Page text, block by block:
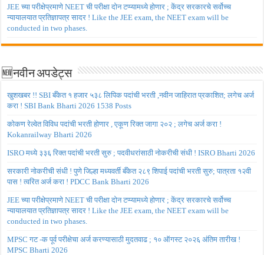
JEE च्या परीक्षेप्रमाणे NEET ची परीक्षा दोन टप्प्यामध्ये होणार ; केंद्र सरकारचे सर्वोच्च
न्यायालयात प्रतिज्ञापत्र सादर ! Like the JEE exam, the NEET exam will be
conducted in two phases.
🆕नवीन अपडेट्स
खुशखबर !! SBI बँकेत १ हजार ५३८ लिपिक पदांची भरती ,नवीन जाहिरात प्रकाशित; लगेच अर्ज
करा ! SBI Bank Bharti 2026 1538 Posts
कोकण रेल्वेत विविध पदांची भरती होणार , एकूण रिक्त जागा २०२ ; लगेच अर्ज करा !
Kokanrailway Bharti 2026
ISRO मध्ये ३३६ रिक्त पदांची भरती सुरु ; पदवीधरांसाठी नोकरीची संधी ! ISRO Bharti 2026
सरकारी नोकरीची संधी ! पुणे जिल्हा मध्यवर्ती बँकेत २८९ शिपाई पदांची भरती सुरु; पात्रता १२वी
पास ! त्वरित अर्ज करा ! PDCC Bank Bharti 2026
JEE च्या परीक्षेप्रमाणे NEET ची परीक्षा दोन टप्प्यामध्ये होणार ; केंद्र सरकारचे सर्वोच्च
न्यायालयात प्रतिज्ञापत्र सादर ! Like the JEE exam, the NEET exam will be
conducted in two phases.
MPSC गट -क पूर्व परीक्षेचा अर्ज करण्यासाठी मुदतवाढ ; १० ऑगस्ट २०२६ अंतिम तारीख !
MPSC Bharti 2026